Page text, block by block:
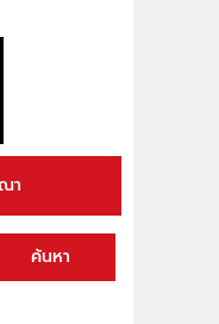
า
ค้นหา